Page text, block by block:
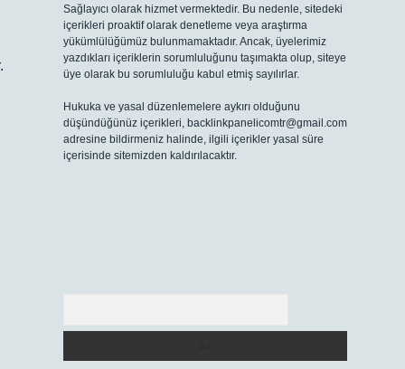
Sağlayıcı olarak hizmet vermektedir. Bu nedenle, sitedeki
içerikleri proaktif olarak denetleme veya araştırma
yükümlülüğümüz bulunmamaktadır. Ancak, üyelerimiz
yazdıkları içeriklerin sorumluluğunu taşımakta olup, siteye
üye olarak bu sorumluluğu kabul etmiş sayılırlar.
Hukuka ve yasal düzenlemelere aykırı olduğunu
düşündüğünüz içerikleri, backlinkpanelicomtr@gmail.com
adresine bildirmeniz halinde, ilgili içerikler yasal süre
içerisinde sitemizden kaldırılacaktır.